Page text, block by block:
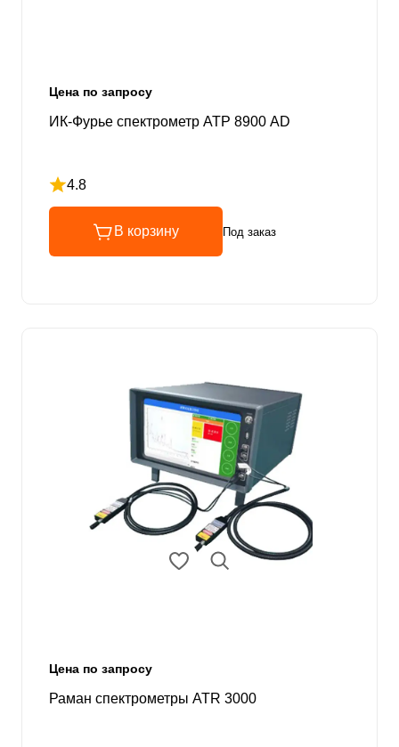
Цена по запросу
ИК-Фурье спектрометр ATP 8900 AD
4.8
Рейтинг 4.8 из 5
В корзину Под заказ
Цена по запросу
Раман спектрометры ATR 3000